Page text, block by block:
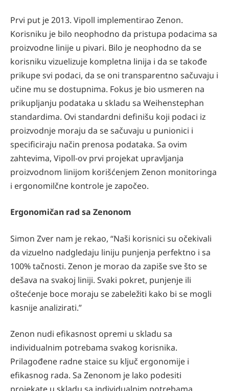
Prvi put je 2013. Vipoll implementirao Zenon.
Korisniku je bilo neophodno da pristupa podacima sa
proizvodne linije u pivari. Bilo je neophodno da se
korisniku vizuelizuje kompletna linija i da se takođe
prikupe svi podaci, da se oni transparentno sačuvaju i
učine mu se dostupnima. Fokus je bio usmeren na
prikupljanju podataka u skladu sa Weihenstephan
standardima. Ovi standardni definišu koji podaci iz
proizvodnje moraju da se sačuvaju u punionici i
specificiraju način prenosa podataka. Sa ovim
zahtevima, Vipoll-ov prvi projekat upravljanja
proizvodnom linijom korišćenjem Zenon monitoringa
i ergonomilčne kontrole je započeo.
Ergonomičan rad sa Zenonom
Simon Zver nam je rekao, “Naši korisnici su očekivali
da vizuelno nadgledaju liniju punjenja perfektno i sa
100% tačnosti. Zenon je morao da zapiše sve što se
dešava na svakoj liniji. Svaki pokret, punjenje ili
oštećenje boce moraju se zabeležiti kako bi se mogli
kasnije analizirati.”
Zenon nudi efikasnost opremi u skladu sa
individualnim potrebama svakog korisnika.
Prilagođene radne staice su ključ ergonomije i
efikasnog rada. Sa Zenonom je lako podesiti